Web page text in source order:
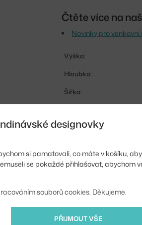
Čtěte více na
Novinky pro venkovní
Výška:
Hloubka:
Šířka:
Barva:
Sedák:
Kód produktu
designovky
si pamatovali, co máte v košíku,
se pokaždé přihlašovat, abychom
souborů cookies. Děkujeme.
PŘIJMOUT VŠE